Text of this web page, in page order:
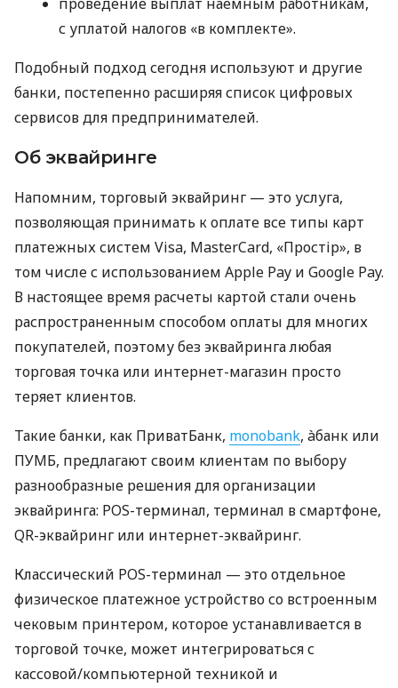
с уплатой налогов «в комплекте».
Подобный подход сегодня используют и другие
банки, постепенно расширяя список цифровых
сервисов для предпринимателей.
Об эквайринге
Напомним, торговый эквайринг — это услуга,
позволяющая принимать к оплате все типы карт
платежных систем Visa, MasterCard, «Простір», в
том числе с использованием Apple Pay и Google Pay.
В настоящее время расчеты картой стали очень
распространенным способом оплаты для многих
покупателей, поэтому без эквайринга любая
торговая точка или интернет-магазин просто
теряет клиентов.
Такие банки, как ПриватБанк, monobank, àбанк или
ПУМБ, предлагают своим клиентам по выбору
разнообразные решения для организации
эквайринга: POS-терминал, терминал в смартфоне,
QR-эквайринг или интернет-эквайринг.
Классический POS-терминал — это отдельное
физическое платежное устройство со встроенным
чековым принтером, которое устанавливается в
торговой точке, может интегрироваться с
кассовой/компьютерной техникой и